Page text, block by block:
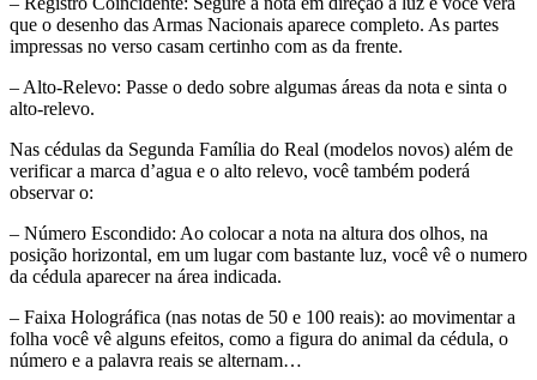
que o desenho das Armas Nacionais aparece completo. As partes
impressas no verso casam certinho com as da frente.
– Alto-Relevo: Passe o dedo sobre algumas áreas da nota e sinta o
alto-relevo.
Nas cédulas da Segunda Família do Real (modelos novos) além de
verificar a marca d’agua e o alto relevo, você também poderá
observar o:
– Número Escondido: Ao colocar a nota na altura dos olhos, na
posição horizontal, em um lugar com bastante luz, você vê o numero
da cédula aparecer na área indicada.
– Faixa Holográfica (nas notas de 50 e 100 reais): ao movimentar a
folha você vê alguns efeitos, como a figura do animal da cédula, o
número e a palavra reais se alternam…